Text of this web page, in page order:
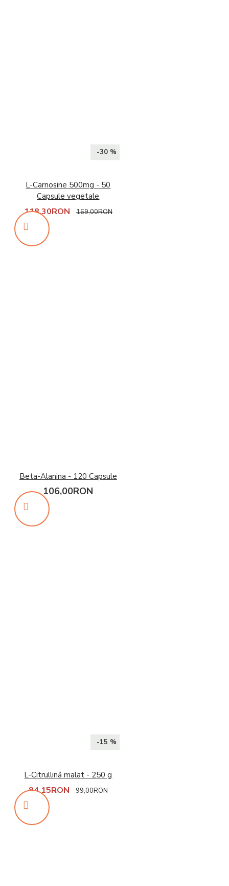
-30 %
L-Carnosine 500mg - 50
Capsule vegetale
118,30RON 169,00RON
Beta-Alanina - 120 Capsule
106,00RON
-15 %
L-Citrullină malat - 250 g
84,15RON 99,00RON